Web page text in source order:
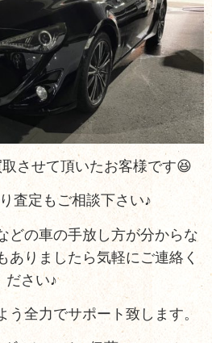
させて頂いたお客様です😆
査定もご相談下さい♪
どの車の手放し方が分からな
ありましたら気軽にご連絡く
ださい♪
う全力でサポート致します。